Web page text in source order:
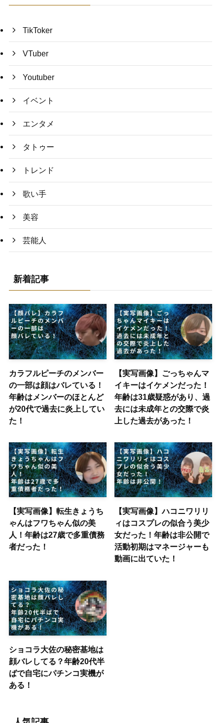
TikToker
VTuber
Youtuber
イベント
エンタメ
タトゥー
トレンド
歌い手
美容
芸能人
新着記事
カラフルピーチのメンバー
の一部は顔はバレている！
年齢はメンバーのほとんど
が20代で過去に炎上してい
た！
【実写画像】ごっちゃんマ
イキーはイケメンだった！
年齢は31歳疑惑があり、過
去には未成年との交際で炎
上した過去があった！
【実写画像】転生きょうち
ゃんはフワちゃん似の美
人！年齢は27歳で多重債務
者だった！
【実写画像】ハコニワリリ
ィはコスプレの似合う美少
女だった！年齢は非公開で
活動初期はマネージャーも
動画に出ていた！
ショコラ大佐の秘密基地は
顔バレしてる？年齢20代半
ばで自宅にパチンコ実機が
ある！